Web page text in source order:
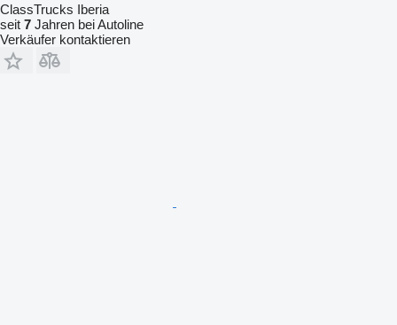
ClassTrucks Iberia
seit 7 Jahren bei Autoline
Verkäufer kontaktieren